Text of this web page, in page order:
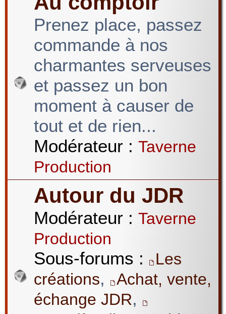
Prenez place, passez
commande à nos
charmantes serveuses
et passez un bon
moment à causer de
tout et de rien...
Modérateur : Taverne
Production
Autour du JDR
Modérateur : Taverne
Production
Sous-forums :
Les
créations,
Achat, vente,
échange JDR,